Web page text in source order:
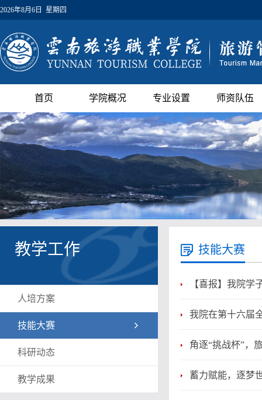
2026年8月6日 星期四
首页 学院概况 专业设置 师资队伍
教学工作
人培方案
技能大赛
科研动态
教学成果
技能大赛
【喜报】我院
我院在第十六届
角逐“挑战杯”，
蓄力赋能，逐梦